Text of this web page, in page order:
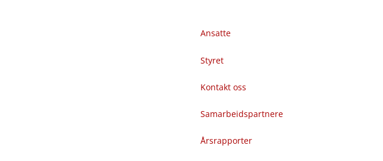
Ansatte
Styret
Kontakt oss
Samarbeidspartnere
Årsrapporter